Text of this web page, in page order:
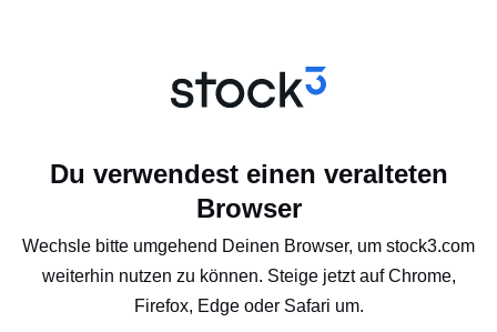
Du verwendest einen veralteten
Browser
Wechsle bitte umgehend Deinen Browser, um stock3.com
weiterhin nutzen zu können. Steige jetzt auf Chrome,
Firefox, Edge oder Safari um.